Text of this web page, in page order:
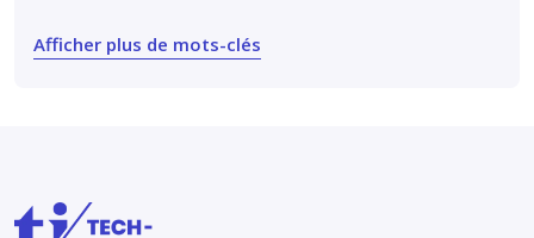
Afficher plus de mots-clés